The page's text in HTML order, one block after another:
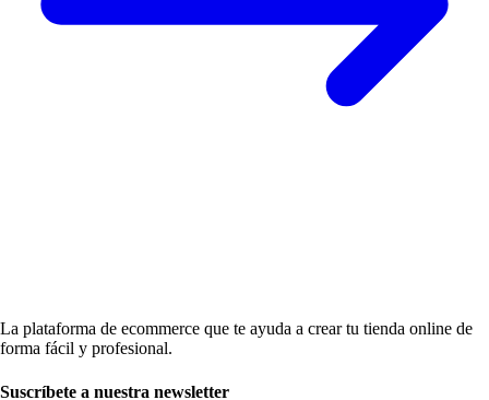
La plataforma de ecommerce que te ayuda a crear tu tienda online de
forma fácil y profesional.
Suscríbete a nuestra newsletter